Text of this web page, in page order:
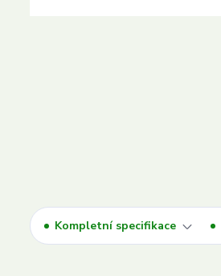
Kompletní specifikace